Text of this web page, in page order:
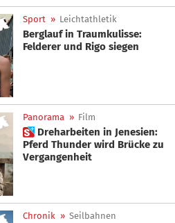
Sport » Leichtathletik
Berglauf in Traumkulisse:
Felderer und Rigo siegen
Panorama » Film
 Dreharbeiten in Jenesien:
Pferd Thunder wird Brücke zu
Vergangenheit
Chronik » Seilbahnen